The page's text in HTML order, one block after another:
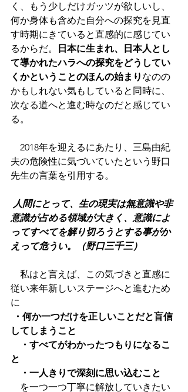
く、もう少しだけガッツが欲しいし、
何か身体も含めた自分への探究を見直
す時期にきていると直感的に感じてい
るからだ。
日本に生まれ、日本人とし
て導かれたハラへの探究をどうしてい
くかということのほんの始まり なのの
かもしれない気もしていると同時に、
次なる道へと進む時なのだと感じてい
る。
2018年を迎えるにあたり、三島由紀
夫の危険性に気づいていたという野口
先生の言葉を引用する。
人間にとって、生の現実は無意識や非
意識が占める領域が大きく、意識によ
ってすべてを解り切ろうとする事がか
えって危うい。（野口三千三）
私はと言えば、この気づきと直感に
従い来年新しいステージへと進むため
に
・何か一つだけを正しいことだと盲信
してしまうこと
・すべてがわかったつもりになるこ
と
・一人きりで深刻に思い込むこと
を一つ一つ丁寧に解放していきたい